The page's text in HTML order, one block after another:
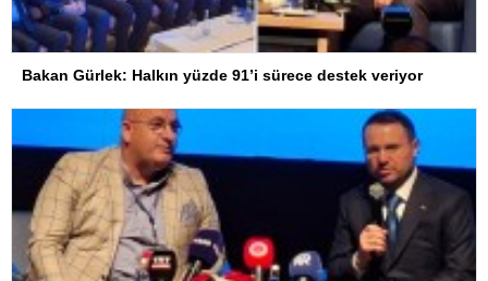
Bakan Gürlek: Halkın yüzde 91’i sürece destek veriyor